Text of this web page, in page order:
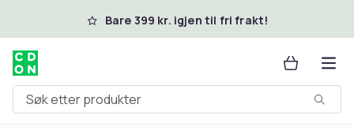
Hopp til hovedinnholdBare 399 kr. igjen til fri frakt!
Søk etter produkter